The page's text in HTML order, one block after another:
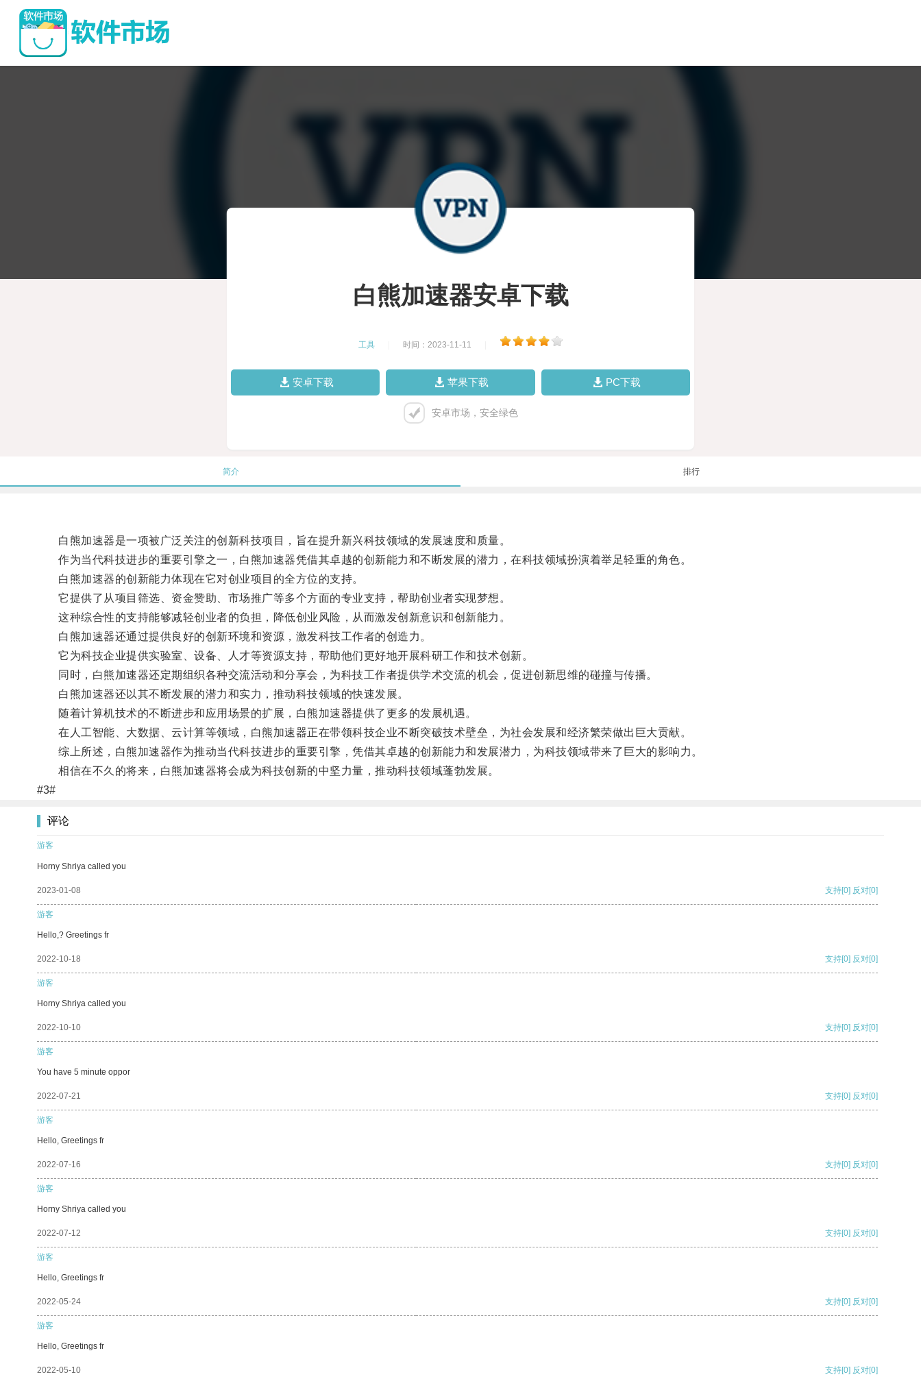
白熊加速器安卓下载
工具 时间：2023-11-11
安卓下载 苹果下载 PC下载
安卓市场，安全绿色
简介 排行
白熊加速器是一项被广泛关注的创新科技项目，旨在提升新兴科技领域的发展速度和质量。
作为当代科技进步的重要引擎之一，白熊加速器凭借其卓越的创新能力和不断发展的潜力，在科技领域扮演着举足轻重的角色。
白熊加速器的创新能力体现在它对创业项目的全方位的支持。
它提供了从项目筛选、资金赞助、市场推广等多个方面的专业支持，帮助创业者实现梦想。
这种综合性的支持能够减轻创业者的负担，降低创业风险，从而激发创新意识和创新能力。
白熊加速器还通过提供良好的创新环境和资源，激发科技工作者的创造力。
它为科技企业提供实验室、设备、人才等资源支持，帮助他们更好地开展科研工作和技术创新。
同时，白熊加速器还定期组织各种交流活动和分享会，为科技工作者提供学术交流的机会，促进创新思维的碰撞与传播。
白熊加速器还以其不断发展的潜力和实力，推动科技领域的快速发展。
随着计算机技术的不断进步和应用场景的扩展，白熊加速器提供了更多的发展机遇。
在人工智能、大数据、云计算等领域，白熊加速器正在带领科技企业不断突破技术壁垒，为社会发展和经济繁荣做出巨大贡献。
综上所述，白熊加速器作为推动当代科技进步的重要引擎，凭借其卓越的创新能力和发展潜力，为科技领域带来了巨大的影响力。
相信在不久的将来，白熊加速器将会成为科技创新的中坚力量，推动科技领域蓬勃发展。
#3#
评论
游客
Horny Shriya called you
2023-01-08 支持[0] 反对[0]
游客
Hello,? Greetings fr
2022-10-18 支持[0] 反对[0]
游客
Horny Shriya called you
2022-10-10 支持[0] 反对[0]
游客
You have 5 minute oppor
2022-07-21 支持[0] 反对[0]
游客
Hello, Greetings fr
2022-07-16 支持[0] 反对[0]
游客
Horny Shriya called you
2022-07-12 支持[0] 反对[0]
游客
Hello, Greetings fr
2022-05-24 支持[0] 反对[0]
游客
Hello, Greetings fr
2022-05-10 支持[0] 反对[0]